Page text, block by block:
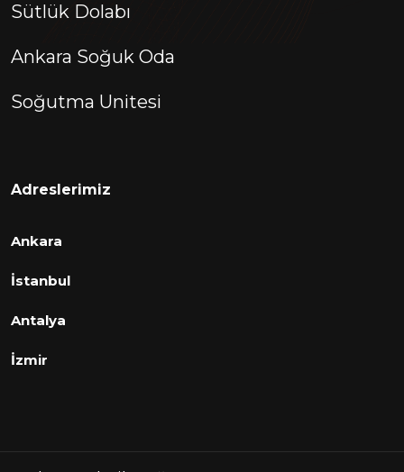
Sütlük Dolabı
Ankara Soğuk Oda
Soğutma Unitesi
Adreslerimiz
Ankara
İstanbul
Antalya
İzmir